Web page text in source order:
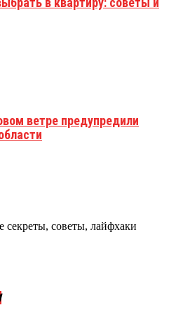
ветре предупредили
советы, лайфхаки